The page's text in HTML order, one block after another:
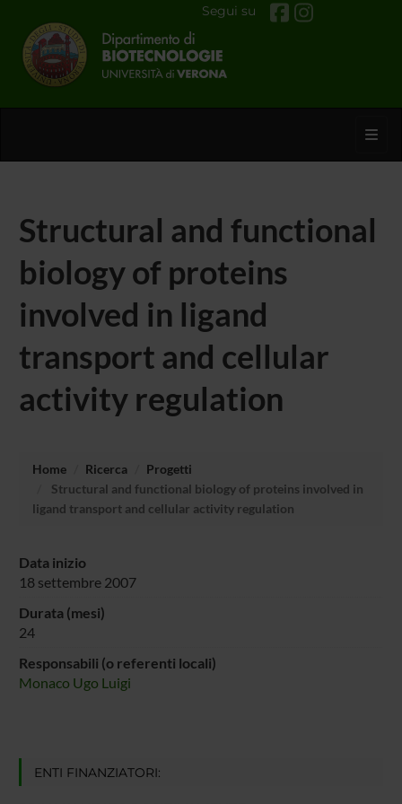
Segui su
Structural and functional
biology of proteins
involved in ligand
transport and cellular
activity regulation
Home Ricerca
Progetti
Structural and functional biology of proteins involved in
ligand transport and cellular activity regulation
Data inizio
18 settembre 2007
Durata (mesi)
24
Responsabili (o referenti locali)
Monaco Ugo Luigi
ENTI FINANZIATORI: